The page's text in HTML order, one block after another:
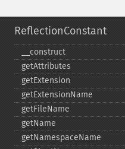
ReflectionConstant
_​_​construct
getAttributes
getExtension
getExtensionName
getFileName
getName
getNamespaceName